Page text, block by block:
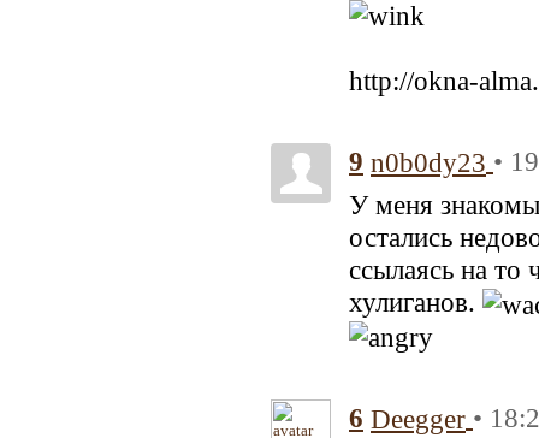
http://okna-
9 n0b0dy23 •
У меня
остались
ссылаясь на то
хулиганов.
6 Deegger •